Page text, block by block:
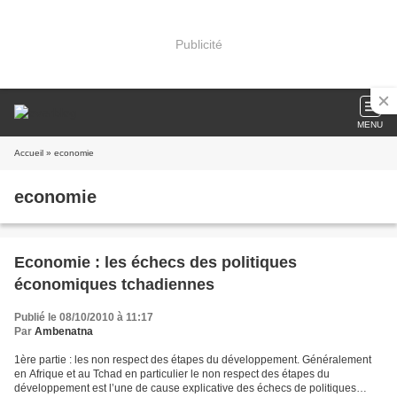
Publicité
MENU
Accueil » economie
economie
Economie : les échecs des politiques
économiques tchadiennes
Publié le 08/10/2010 à 11:17
Par Ambenatna
1ère partie : les non respect des étapes du développement. Généralement
en Afrique et au Tchad en particulier le non respect des étapes du
développement est l’une de cause explicative des échecs de politiques